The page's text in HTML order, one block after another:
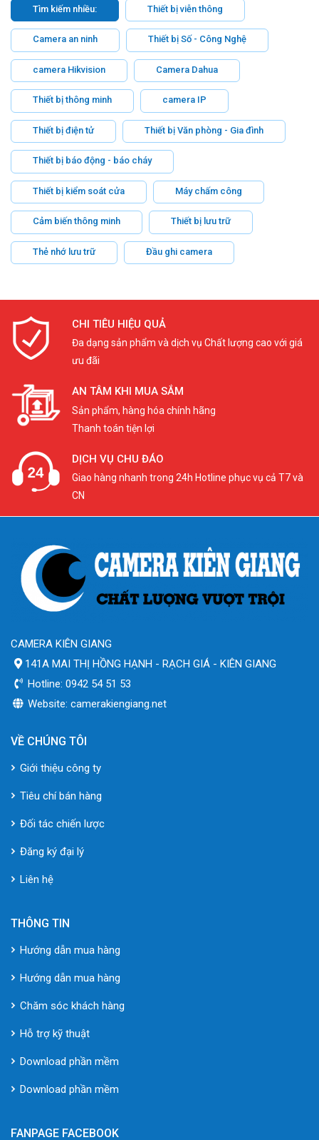
Tìm kiếm nhiều: Thiết bị viễn thông
Camera an ninh Thiết bị Số - Công Nghệ
camera Hikvision Camera Dahua
Thiết bị thông minh camera IP
Thiết bị điện tử Thiết bị Văn phòng - Gia đình
Thiết bị báo động - báo cháy
Thiết bị kiểm soát cửa Máy chấm công
Cảm biến thông minh Thiết bị lưu trữ
Thẻ nhớ lưu trữ Đầu ghi camera
CHI TIÊU HIỆU QUẢ
Đa dạng sản phẩm và dịch vụ Chất lượng cao với giá
ưu đãi
AN TÂM KHI MUA SẮM
Sản phẩm, hàng hóa chính hãng
Thanh toán tiện lợi
DỊCH VỤ CHU ĐÁO
Giao hàng nhanh trong 24h Hotline phục vụ cả T7 và
CN
CAMERA KIÊN GIANG
141A MAI THỊ HỒNG HẠNH - RẠCH GIÁ - KIÊN GIANG
Hotline: 0942 54 51 53
Website: camerakiengiang.net
VỀ CHÚNG TÔI
Giới thiệu công ty
Tiêu chí bán hàng
Đối tác chiến lược
Đăng ký đại lý
Liên hệ
THÔNG TIN
Hướng dẫn mua hàng
Hướng dẫn mua hàng
Chăm sóc khách hàng
Hỗ trợ kỹ thuật
Download phần mềm
Download phần mềm
FANPAGE FACEBOOK